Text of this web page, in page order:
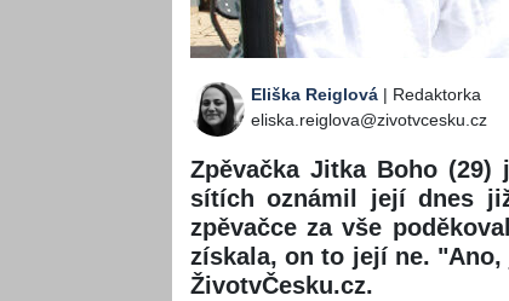
Eliška Reiglová | Redaktorka
eliska.reiglova@zivotvcesku.cz
Zpěvačka Jitka Boho (29)
sítích oznámil její dnes
zpěvačce za vše
získala, on to její ne.
ŽivotvČesku.cz.